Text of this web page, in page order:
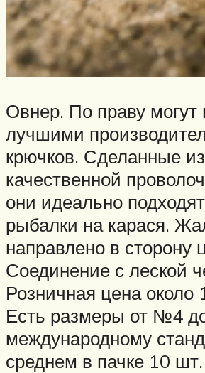
Овнер. По праву могут
лучшими
крючков. Сделанные из
качественной
они идеально
рыбалки на карася.
направлено в сторону
Соединение с леской
Розничная цена около
Есть размеры от №4
международному
среднем в пачке 10 шт.